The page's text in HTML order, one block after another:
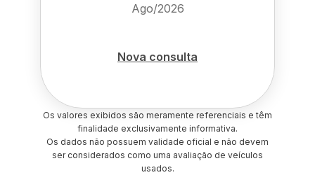
Ago/2026
Nova consulta
Os valores exibidos são meramente referenciais e têm
finalidade exclusivamente informativa.
Os dados não possuem validade oficial e não devem
ser considerados como uma avaliação de veículos
usados.